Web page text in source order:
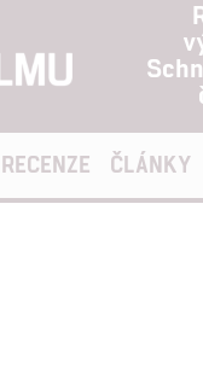
RECENZE ČLÁNKY